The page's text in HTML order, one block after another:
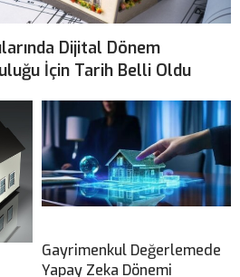
Dijital Dönem
İçin Tarih Belli Oldu
Gayrimenkul Değerlemede
Yapay Zeka Dönemi